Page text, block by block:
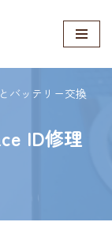
バッテリー交換
ID修理